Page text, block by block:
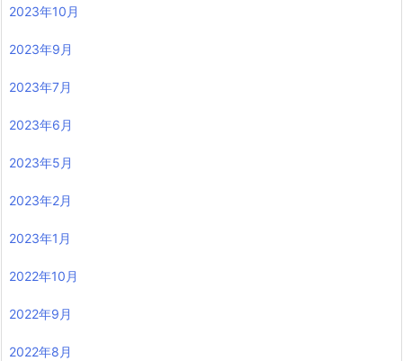
2023年10月
2023年9月
2023年7月
2023年6月
2023年5月
2023年2月
2023年1月
2022年10月
2022年9月
2022年8月